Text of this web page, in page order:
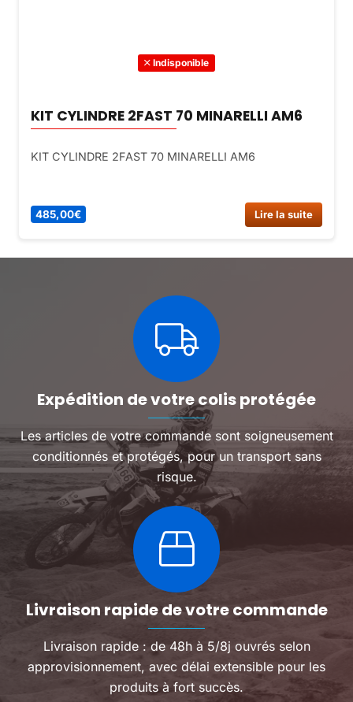
Indisponible
KIT CYLINDRE 2FAST 70 MINARELLI AM6
KIT CYLINDRE 2FAST 70 MINARELLI AM6
485,00€ Lire la suite
Expédition de votre colis protégée
Les articles de votre commande sont soigneusement
conditionnés et protégés, pour un transport sans
risque.
Livraison rapide de votre commande
Livraison rapide : de 48h à 5/8j ouvrés selon
approvisionnement, avec délai extensible pour les
produits à fort succès.